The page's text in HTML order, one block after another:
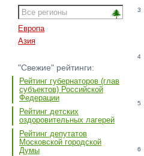
Европа
Азия
"Свежие" рейтинги:
Рейтинг губернаторов (глав
субъектов) Российской
Федерации
Рейтинг детских
оздоровительных лагерей
Рейтинг депутатов
Московской городской
Думы
3
4
5
6